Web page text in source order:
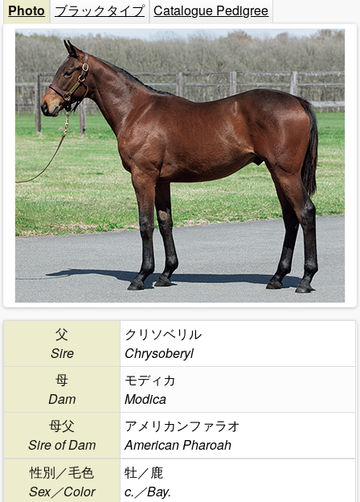
Photo
ブラックタイプ Catalogue Pedigree
父
Sire
クリソベリル
Chrysoberyl
母
Dam
モディカ
Modica
母父
Sire of Dam
アメリカンファラオ
American Pharoah
性別／毛色
Sex／Color
牡／鹿
c.／Bay.